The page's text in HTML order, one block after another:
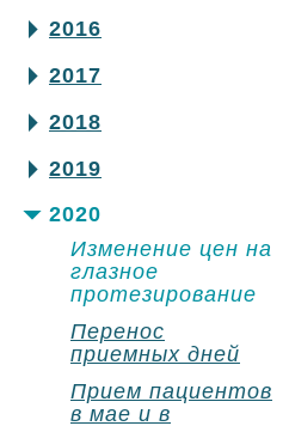
2016
2017
2018
2019
2020
Изменение цен на
глазное
протезирование
Перенос
приемных дней
Прием пациентов
в мае и в